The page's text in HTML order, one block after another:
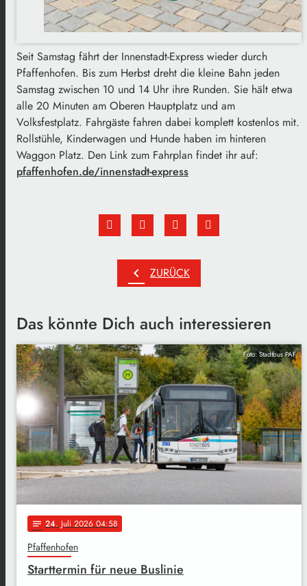
Seit Samstag fährt der Innenstadt-Express wieder durch
Pfaffenhofen. Bis zum Herbst dreht die kleine Bahn jeden
Samstag zwischen 10 und 14 Uhr ihre Runden. Sie hält etwa
alle 20 Minuten am Oberen Hauptplatz und am
Volksfestplatz. Fahrgäste fahren dabei komplett kostenlos mit.
Rollstühle, Kinderwagen und Hunde haben im hinteren
Waggon Platz. Den Link zum Fahrplan findet ihr auf:
pfaffenhofen.de/innenstadt-express
chevron_left ZURÜCK
Das könnte Dich auch interessieren
Foto: Stadtbus PAF
notes 24. Juli 2026 04:58
Pfaffenhofen
Starttermin für neue Buslinie